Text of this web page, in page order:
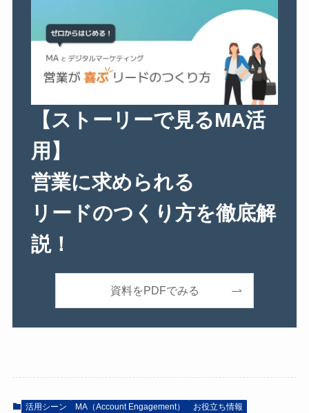
【ストーリーで見るMA活
用】
営業に求められる
リードのつくり方を徹底解
説！
資料をPDFでみる
活用シーン MA（Account Engagement）
お役立ち情報